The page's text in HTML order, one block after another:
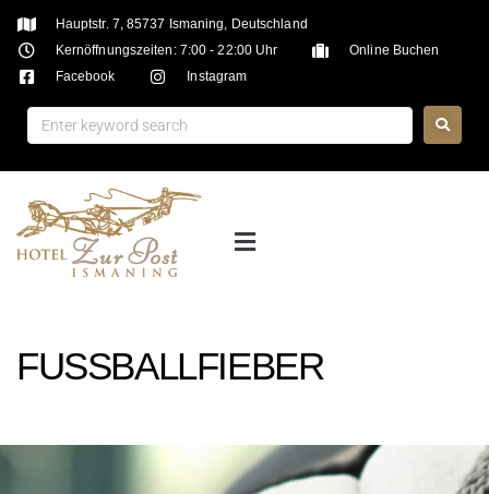
Hauptstr. 7, 85737 Ismaning, Deutschland
Kernöffnungszeiten: 7:00 - 22:00 Uhr
Online Buchen
Facebook
Instagram
FUSSBALLFIEBER